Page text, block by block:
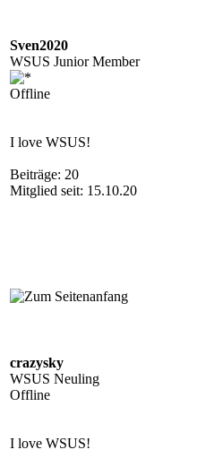
Sven2020
WSUS Junior Member
Offline
I love WSUS!
Beiträge: 20
Mitglied seit: 15.10.20
crazysky
WSUS Neuling
Offline
I love WSUS!